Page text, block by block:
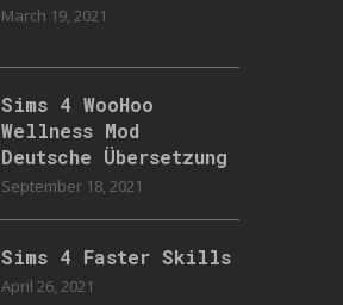
March 19, 2021
Sims 4 WooHoo
Wellness Mod
Deutsche Übersetzung
September 18, 2021
Sims 4 Faster Skills
April 26, 2021